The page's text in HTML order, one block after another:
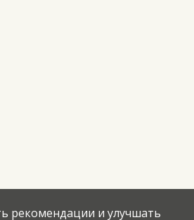
рекомендации и улучшать